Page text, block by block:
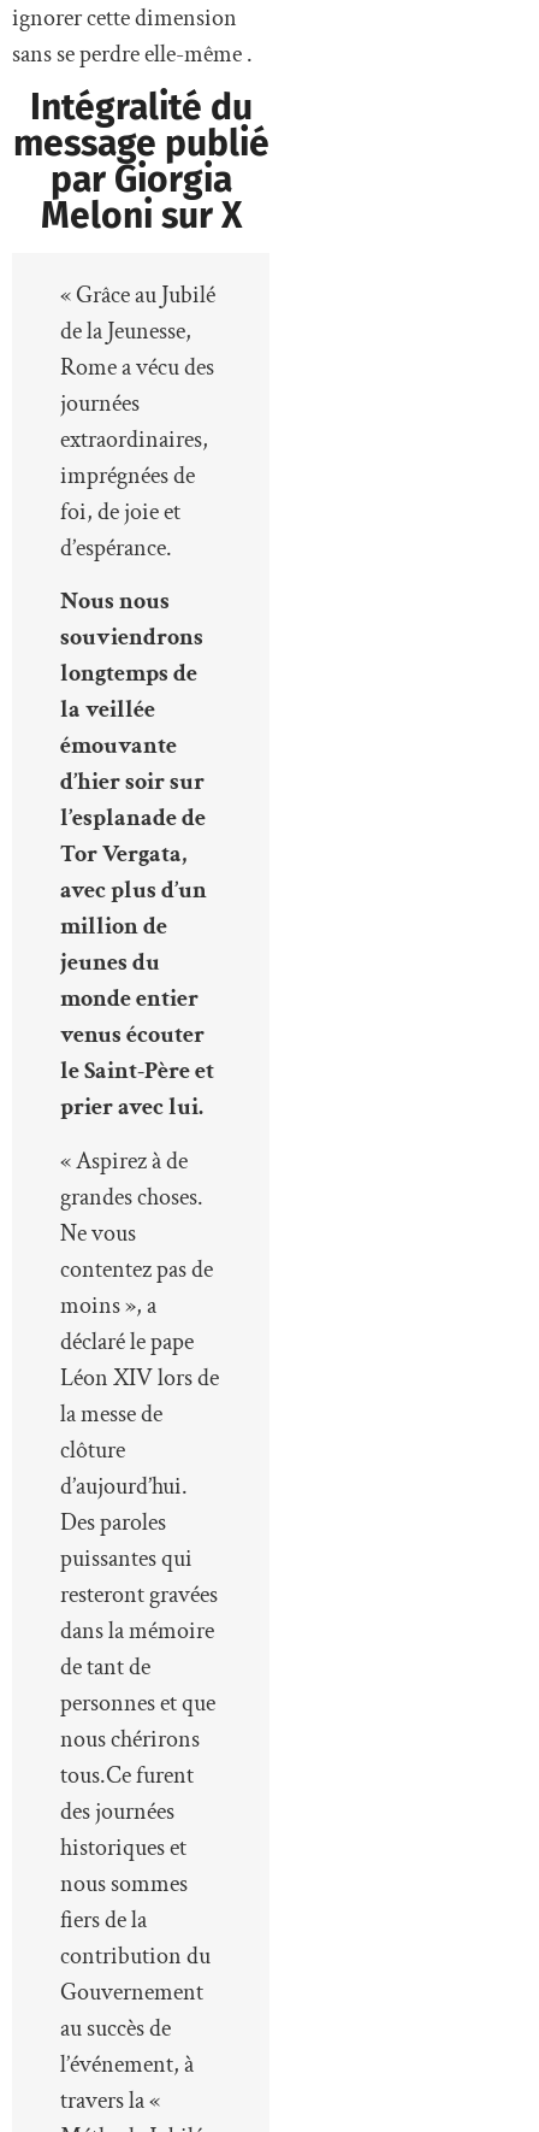
ignorer cette dimension
sans se perdre elle-même .
Intégralité du
message publié
par Giorgia
Meloni sur X
« Grâce au Jubilé
de la Jeunesse,
Rome a vécu des
journées
extraordinaires,
imprégnées de
foi, de joie et
d’espérance.
Nous nous
souviendrons
longtemps de
la veillée
émouvante
d’hier soir sur
l’esplanade de
Tor Vergata,
avec plus d’un
million de
jeunes du
monde entier
venus écouter
le Saint-Père et
prier avec lui.
« Aspirez à de
grandes choses.
Ne vous
contentez pas de
moins », a
déclaré le pape
Léon XIV lors de
la messe de
clôture
d’aujourd’hui.
Des paroles
puissantes qui
resteront gravées
dans la mémoire
de tant de
personnes et que
nous chérirons
tous.Ce furent
des journées
historiques et
nous sommes
fiers de la
contribution du
Gouvernement
au succès de
l’événement, à
travers la «